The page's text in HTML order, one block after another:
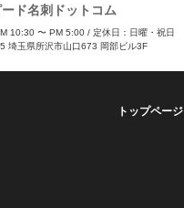
ド名刺ドットコム
10:30 〜 PM 5:00 / 定休日：日曜・祝日
埼玉県所沢市山口673 岡部ビル3F
トップページ